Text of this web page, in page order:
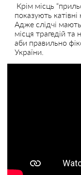
Крім місць
показують
Адже слідчі
місця трагедій
аби правильно
України.